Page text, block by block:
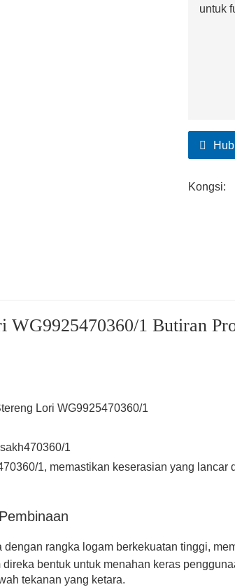
untuk
Kongsi:
WG9925470360/1 Butiran
Lori WG9925470360/1
1
1, memastikan keserasian yang lancar
dengan rangka logam berkekuatan tinggi,
bentuk untuk menahan keras
tekanan yang ketara.